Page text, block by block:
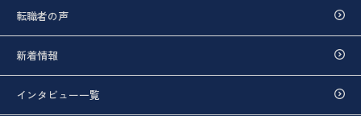
転職者の声
新着情報
インタビュー一覧